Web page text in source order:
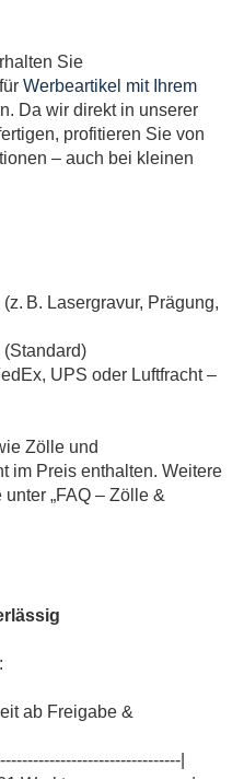
Sie
Werbeartikel mit Ihrem
Da wir direkt in unserer
profitieren Sie von
– auch bei kleinen
B. Lasergravur, Prägung,
UPS oder Luftfracht –
Zölle und
im Preis enthalten. Weitere
„FAQ – Zölle &
ab Freigabe &
|